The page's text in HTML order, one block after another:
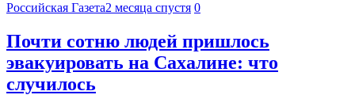
Российская Газета2 месяца спустя 0
Почти сотню людей пришлось
эвакуировать на Сахалине: что
случилось